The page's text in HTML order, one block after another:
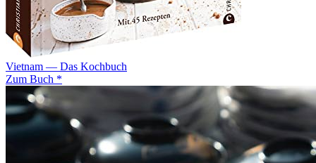
Vietnam — Das Kochbuch
Zum Buch *